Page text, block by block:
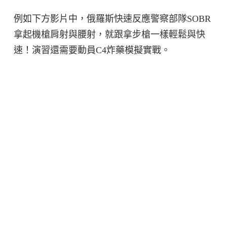
例如下方影片中，俄羅斯快速反應警察部隊SOBR
拿起機槍肩射與腰射，就跟拿步槍一樣輕鬆與快
速！演習還需要動員C4炸藥模擬實戰。